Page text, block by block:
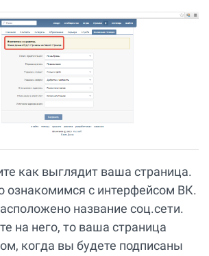
как выглядит ваша страница.
ознакомимся с интерфейсом ВК.
название соц.сети.
на него, то ваша страница
когда вы будете подписаны